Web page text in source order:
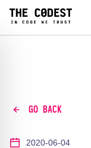
GO BACK
2020-06-04